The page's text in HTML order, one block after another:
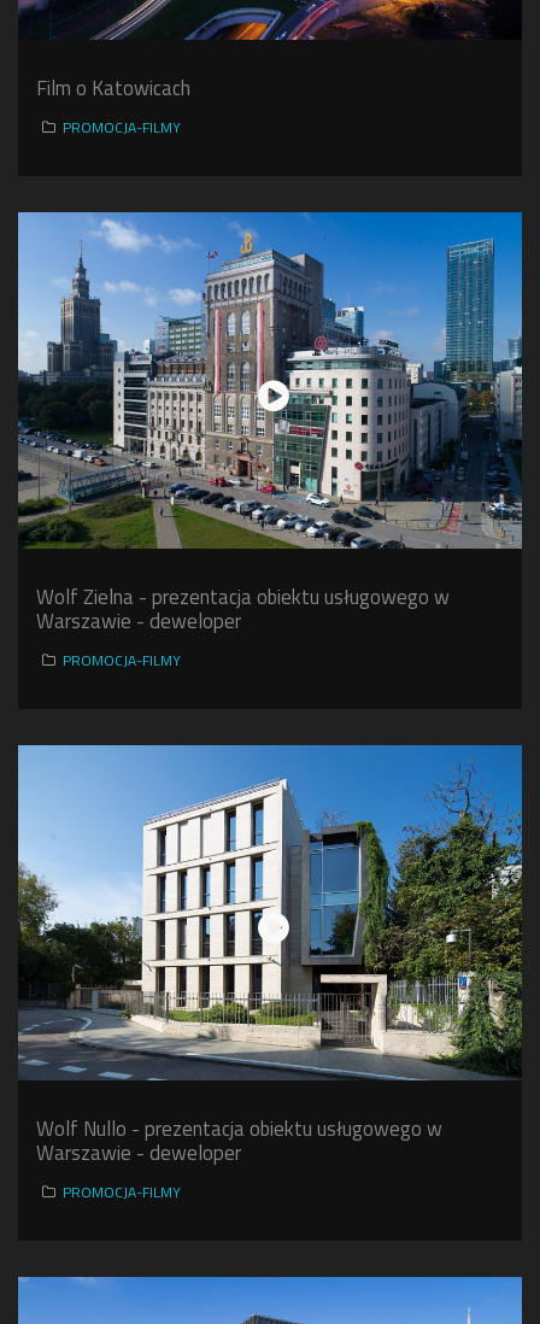
Film o Katowicach
PROMOCJA-FILMY
Wolf Zielna - prezentacja obiektu usługowego w
Warszawie - deweloper
PROMOCJA-FILMY
Wolf Nullo - prezentacja obiektu usługowego w
Warszawie - deweloper
PROMOCJA-FILMY